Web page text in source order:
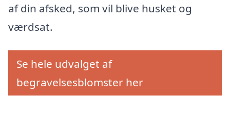
af din afsked, som vil blive husket og
værdsat.
Se hele udvalget af
begravelsesblomster her